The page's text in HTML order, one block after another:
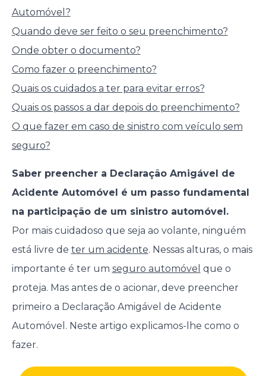
Automóvel?
Quando deve ser feito o seu preenchimento?
Onde obter o documento?
Como fazer o preenchimento?
Quais os cuidados a ter para evitar erros?
Quais os passos a dar depois do preenchimento?
O que fazer em caso de sinistro com veículo sem
seguro?
Saber preencher a Declaração Amigável de
Acidente Automóvel é um passo fundamental
na participação de um sinistro automóvel.
Por mais cuidadoso que seja ao volante, ninguém
está livre de ter um acidente. Nessas alturas, o mais
importante é ter um seguro automóvel que o
proteja. Mas antes de o acionar, deve preencher
primeiro a Declaração Amigável de Acidente
Automóvel. Neste artigo explicamos-lhe como o
fazer.